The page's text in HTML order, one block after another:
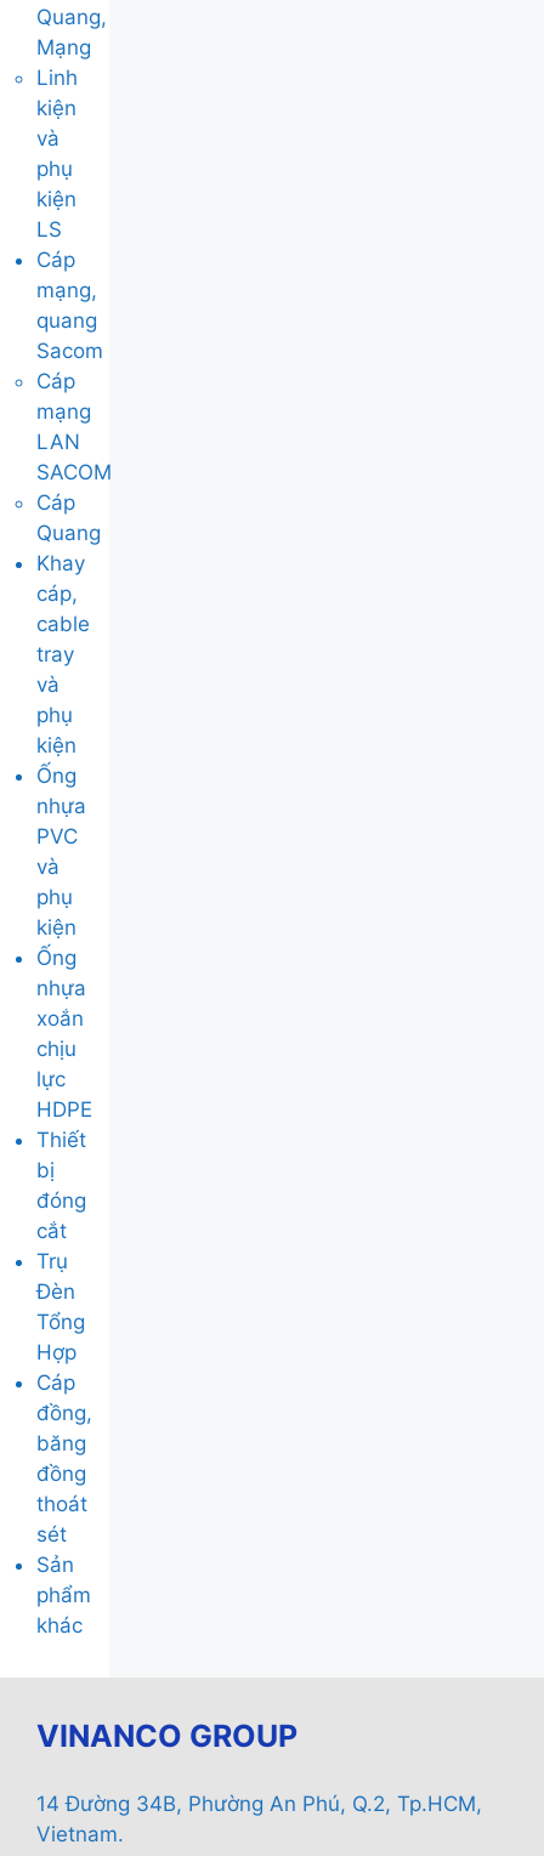
Quang,
Mạng
Linh
kiện
và
phụ
kiện
LS
Cáp
mạng,
quang
Sacom
Cáp
mạng
LAN
SACOM
Cáp
Quang
Khay
cáp,
cable
tray
và
phụ
kiện
Ống
nhựa
PVC
và
phụ
kiện
Ống
nhựa
xoắn
chịu
lực
HDPE
Thiết
bị
đóng
cắt
Trụ
Đèn
Tổng
Hợp
Cáp
đồng,
băng
đồng
thoát
sét
Sản
phẩm
khác
VINANCO GROUP
14 Đường 34B, Phường An Phú, Q.2, Tp.HCM,
Vietnam.